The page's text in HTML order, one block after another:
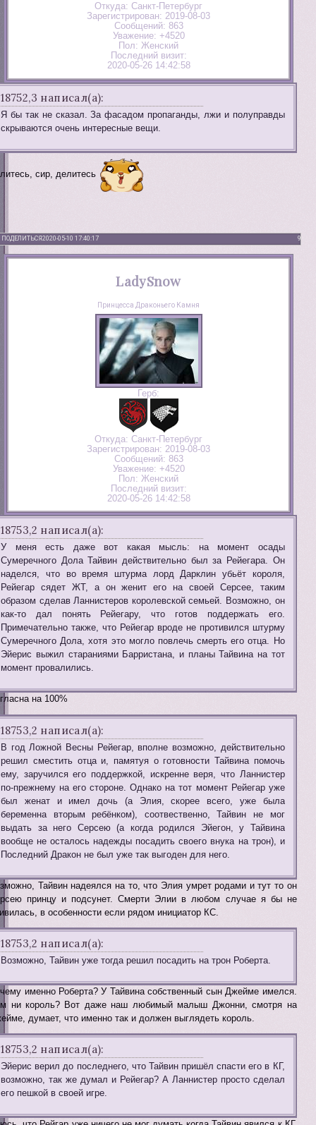
Откуда: Санкт-Петербург
Зарегистрирован: 2019-08-03
Сообщений: 863
Уважение: +4520
Пол: Женский
Последний визит:
2020-05-26 14:42:58
18752,3 написал(а):
Я бы так не сказал. За фасадом пропаганды, лжи и полуправды
скрываются очень интересные вещи.
сир, делитесь
ПОДЕЛИТЬСЯ 9
2020-05-10 17:40:17
LadySnow
Принцесса Драконьего Камня
Герб:
Откуда: Санкт-Петербург
Зарегистрирован: 2019-08-03
Сообщений: 863
Уважение: +4520
Пол: Женский
Последний визит:
2020-05-26 14:42:58
18753,2 написал(а):
У меня есть даже вот какая мысль: на момент осады
Сумеречного Дола Тайвин действительно был за Рейегара. Он
наделся, что во время штурма лорд Дарклин убьёт короля,
Рейегар сядет ЖТ, а он женит его на своей Серсее, таким
образом сделав Ланнистеров королевской семьей. Возможно, он
как-то дал понять Рейегару, что готов поддержать его.
Примечательно также, что Рейегар вроде не противился штурму
Сумеречного Дола, хотя это могло повлечь смерть его отца. Но
Эйерис выжил стараниями Барристана, и планы Тайвина на тот
момент провалились.
на 100%
18753,2 написал(а):
В год Ложной Весны Рейегар, вполне возможно, действительно
решил сместить отца и, памятуя о готовности Тайвина помочь
ему, заручился его поддержкой, искренне веря, что Ланнистер
по-прежнему на его стороне. Однако на тот момент Рейегар уже
был женат и имел дочь (а Элия, скорее всего, уже была
беременна вторым ребёнком), соотвественно, Тайвин не мог
выдать за него Серсею (а когда родился Эйегон, у Тайвина
вообще не осталось надежды посадить своего внука на трон), и
Последний Дракон не был уже так выгоден для него.
Тайвин надеялся на то, что Элия умрет родами и тут то он
принцу и подсунет. Смерти Элии в любом случае я бы не
в особенности если рядом инициатор КС.
18753,2 написал(а):
Возможно, Тайвин уже тогда решил посадить на трон Роберта.
именно Роберта? У Тайвина собственный сын Джейме имелся.
ни король? Вот даже наш любимый малыш Джонни, смотря на
думает, что именно так и должен выглядеть король.
18753,2 написал(а):
Эйерис верил до последнего, что Тайвин пришёл спасти его в КГ,
возможно, так же думал и Рейегар? А Ланнистер просто сделал
его пешкой в своей игре.